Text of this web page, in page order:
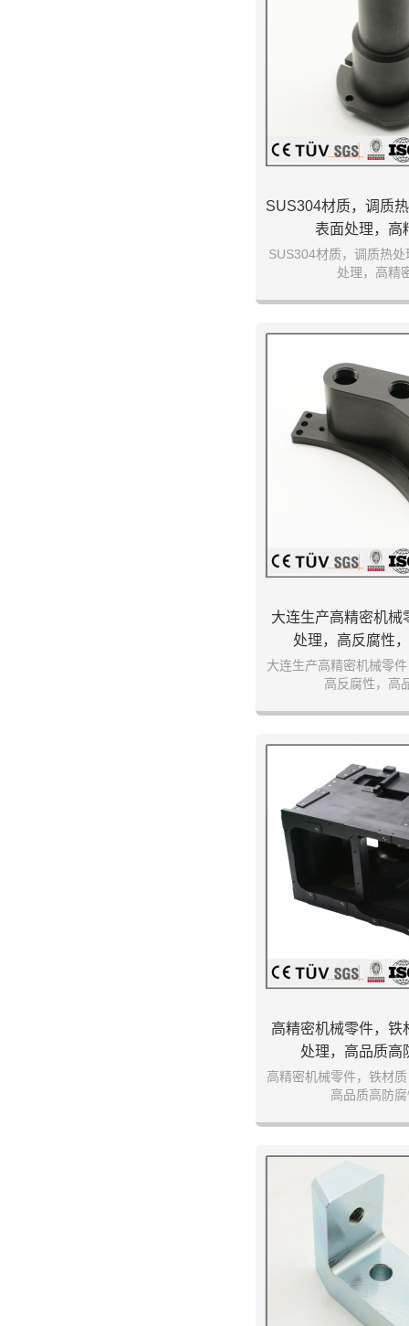
SUS304材质，调质
表面处理，高
SUS304材质，调质热
处理，高精
大连生产高精密机械
处理，高反腐性
大连生产高精密机械零
高反腐性，高
高精密机械零件，铁
处理，高品质高
高精密机械零件，铁材
高品质高防